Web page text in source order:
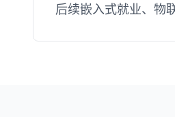
后续嵌入式就业、物